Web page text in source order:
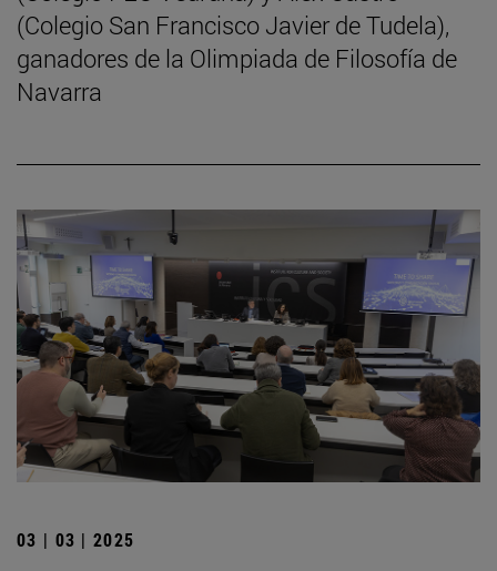
(Colegio San Francisco Javier de Tudela),
ganadores de la Olimpiada de Filosofía de
Navarra
03 | 03 | 2025